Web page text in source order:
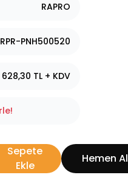
RAPRO
RPR-PNH500520
628,30 TL + KDV
Sepete
Ekle
Hemen Al